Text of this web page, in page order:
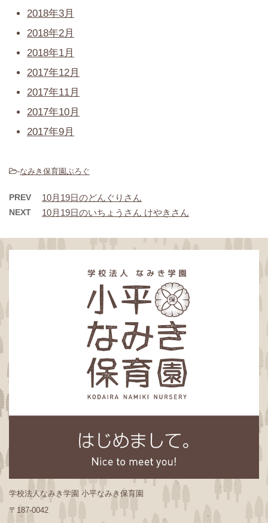
2018年3月
2018年2月
2018年1月
2017年12月
2017年11月
2017年10月
2017年9月
-なみき保育園ぶろぐ
PREV 10月19日のどんぐりさん
NEXT 10月19日のいちょうさん けやきさん
学校法人なみき学園 小平なみき保育園
〒187-0042